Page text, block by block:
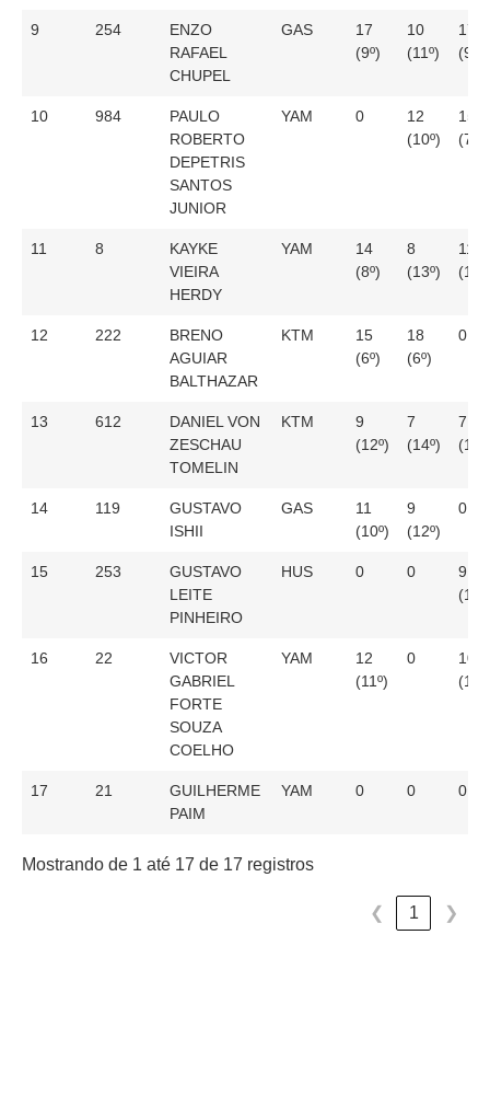
9 254
ENZO
RAFAEL
CHUPEL
GAS
17
(9º)
10
(11º)
17
(9º)
10 984
PAULO
ROBERTO
DEPETRIS
SANTOS
JUNIOR
YAM 0
12
(10º)
15
(7º)
11 8
KAYKE
VIEIRA
HERDY
YAM
14
(8º)
8
(13º)
11
12 222
BRENO
AGUIAR
BALTHAZAR
KTM
15
(6º)
18
(6º)
0
13 612
DANIEL VON
ZESCHAU
TOMELIN
KTM
9
(12º)
7
(14º)
7
14 119
GUSTAVO
ISHII
GAS
11
(10º)
9
(12º)
0
15 253
GUSTAVO
LEITE
PINHEIRO
HUS 0 0
9
16 22
VICTOR
GABRIEL
FORTE
SOUZA
COELHO
YAM
12
(11º)
0
10
(11º)
17 21
GUILHERME
PAIM
YAM 0 0 0
Mostrando de 1 até 17 de 17 registros
❮ 1 ❯